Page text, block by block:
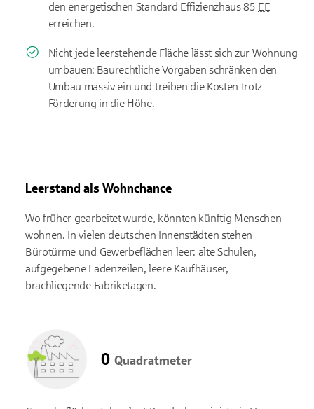
den energetischen Standard Effizienzhaus 85 EE
erreichen.
Nicht jede leerstehende Fläche lässt sich zur Wohnung
umbauen: Baurechtliche Vorgaben schränken den
Umbau massiv ein und treiben die Kosten trotz
Förderung in die Höhe.
Leerstand als Wohnchance
Wo früher gearbeitet wurde, könnten künftig Menschen
wohnen. In vielen deutschen Innenstädten stehen
Bürotürme und Gewerbeflächen leer: alte Schulen,
aufgegebene Ladenzeilen, leere Kaufhäuser,
brachliegende Fabriketagen.
0 Quadratmeter